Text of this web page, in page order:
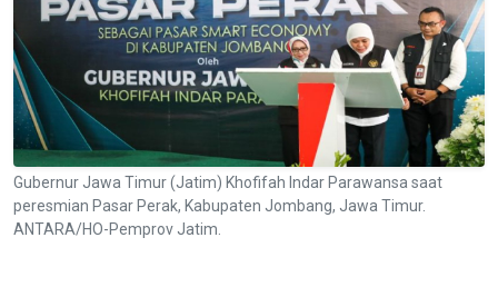
Gubernur Jawa Timur (Jatim) Khofifah Indar Parawansa saat
peresmian Pasar Perak, Kabupaten Jombang, Jawa Timur.
ANTARA/HO-Pemprov Jatim.